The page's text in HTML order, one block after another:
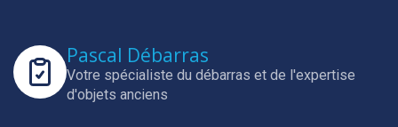
Pascal Débarras
Votre spécialiste du débarras et de l'expertise
d'objets anciens